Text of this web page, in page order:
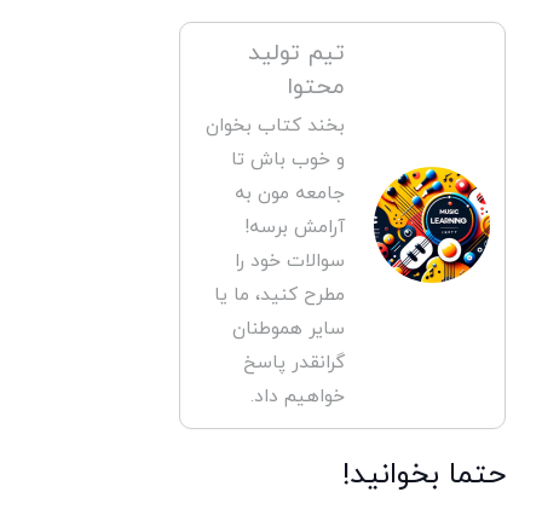
تیم تولید
محتوا
بخند کتاب بخوان
و خوب باش تا
جامعه مون به
آرامش برسه!
سوالات خود را
مطرح کنید، ما یا
سایر هموطنان
گرانقدر پاسخ
خواهیم داد.
حتما بخوانید!